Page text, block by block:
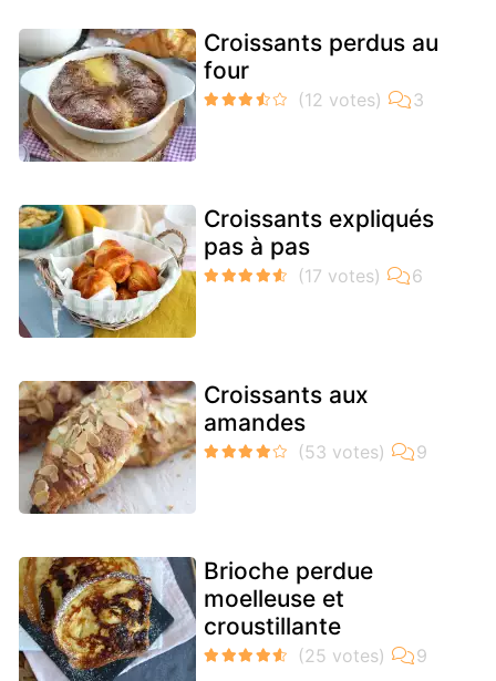
Croissants perdus au
four
Croissants expliqués
pas à pas
Croissants aux
amandes
Brioche perdue
moelleuse et
croustillante